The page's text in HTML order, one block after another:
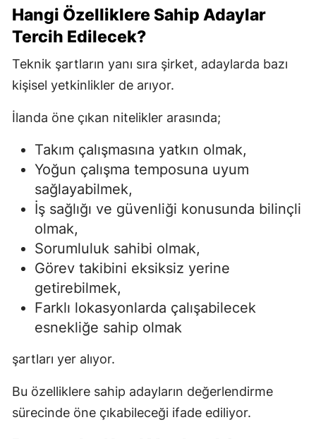
Hangi Özelliklere Sahip Adaylar
Tercih Edilecek?
Teknik şartların yanı sıra şirket, adaylarda bazı
kişisel yetkinlikler de arıyor.
İlanda öne çıkan nitelikler arasında;
Takım çalışmasına yatkın olmak,
Yoğun çalışma temposuna uyum
sağlayabilmek,
İş sağlığı ve güvenliği konusunda bilinçli
olmak,
Sorumluluk sahibi olmak,
Görev takibini eksiksiz yerine
getirebilmek,
Farklı lokasyonlarda çalışabilecek
esnekliğe sahip olmak
şartları yer alıyor.
Bu özelliklere sahip adayların değerlendirme
sürecinde öne çıkabileceği ifade ediliyor.